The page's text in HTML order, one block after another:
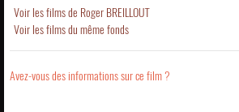
Voir les films de Roger BREILLOUT
Voir les films du même fonds
Avez-vous des informations sur ce film ?